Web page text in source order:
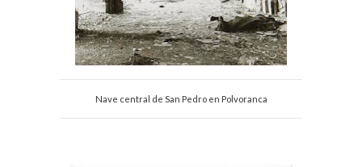
Nave central de San Pedro en Polvoranca